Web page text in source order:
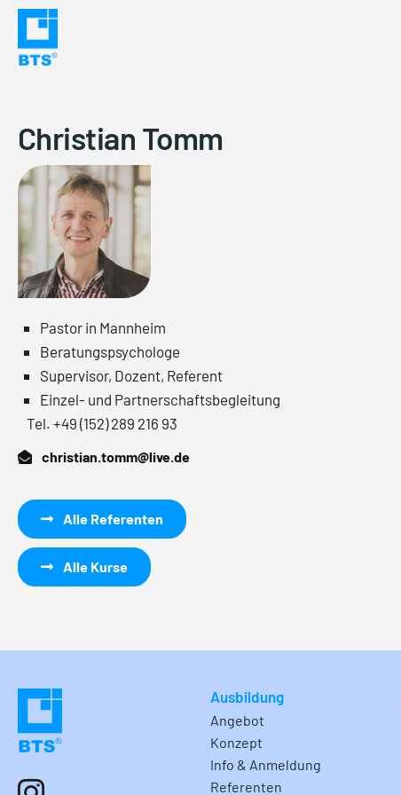
Skip
content
Christian Tomm
Pastor in Mannheim
Beratungspsychologe
Supervisor, Dozent, Referent
Einzel- und Partnerschaftsbegleitung
Tel. +49 (152) 289 216 93
christian.tomm@live.de
Alle Referenten
Alle Kurse
Ausbildung
Angebot
Konzept
Info & Anmeldung
Referenten